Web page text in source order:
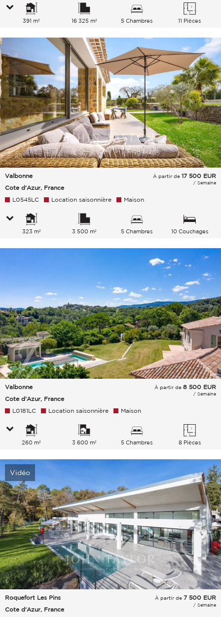
391 m² 16 325 m² 5 Chambres 11 Pièces
Valbonne
Cote d'Azur, France
À partir de 17 500 EUR
/ Semaine
L0545LC Location saisonnière Maison
323 m² 3 500 m² 5 Chambres 10 Couchages
Valbonne
Cote d'Azur, France
À partir de 8 500 EUR
/ Semaine
L0181LC Location saisonnière Maison
260 m² 3 600 m² 5 Chambres 8 Pièces
Vidéo
Roquefort Les Pins
Cote d'Azur, France
À partir de 7 500 EUR
/ Semaine